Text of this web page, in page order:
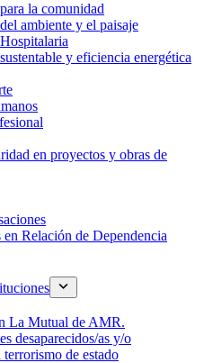
la comunidad
ambiente y el paisaje
y eficiencia energética
en proyectos y obras de
en Relación de Dependencia
La Mutual de AMR.
desaparecidos/as y/o
terrorismo de estado